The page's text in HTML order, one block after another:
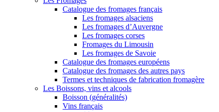
Catalogue des fromages français
Les fromages alsaciens
Les fromages d’Auvergne
Les fromages corses
Fromages du Limousin
Les fromages de Savoie
Catalogue des fromages européens
Catalogue des fromages des autres pays
Termes et techniques de fabrication fromagère
Les Boissons, vins et alcools
Boisson (généralités)
Vins français